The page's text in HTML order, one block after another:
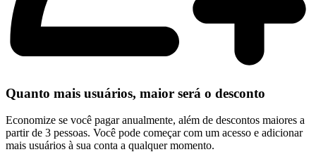
Quanto mais usuários, maior será o desconto
Economize se você pagar anualmente, além de descontos maiores a
partir de 3 pessoas. Você pode começar com um acesso e adicionar
mais usuários à sua conta a qualquer momento.